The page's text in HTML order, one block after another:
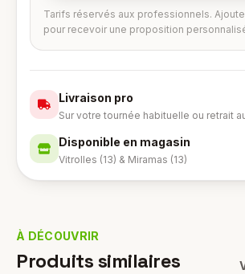
Tarifs réservés aux professionnels.
pour recevoir une proposition
Livraison pro
Sur votre tournée habituelle ou retrait
Disponible en magasin
Vitrolles (13) & Miramas (13)
À DÉCOUVRIR
Produits similaires